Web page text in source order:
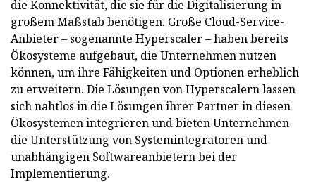
die Konnektivität, die sie für die Digitalisierung in
großem Maßstab benötigen. Große Cloud-Service-
Anbieter – sogenannte Hyperscaler – haben bereits
Ökosysteme aufgebaut, die Unternehmen nutzen
können, um ihre Fähigkeiten und Optionen erheblich
zu erweitern. Die Lösungen von Hyperscalern lassen
sich nahtlos in die Lösungen ihrer Partner in diesen
Ökosystemen integrieren und bieten Unternehmen
die Unterstützung von Systemintegratoren und
unabhängigen Softwareanbietern bei der
Implementierung.